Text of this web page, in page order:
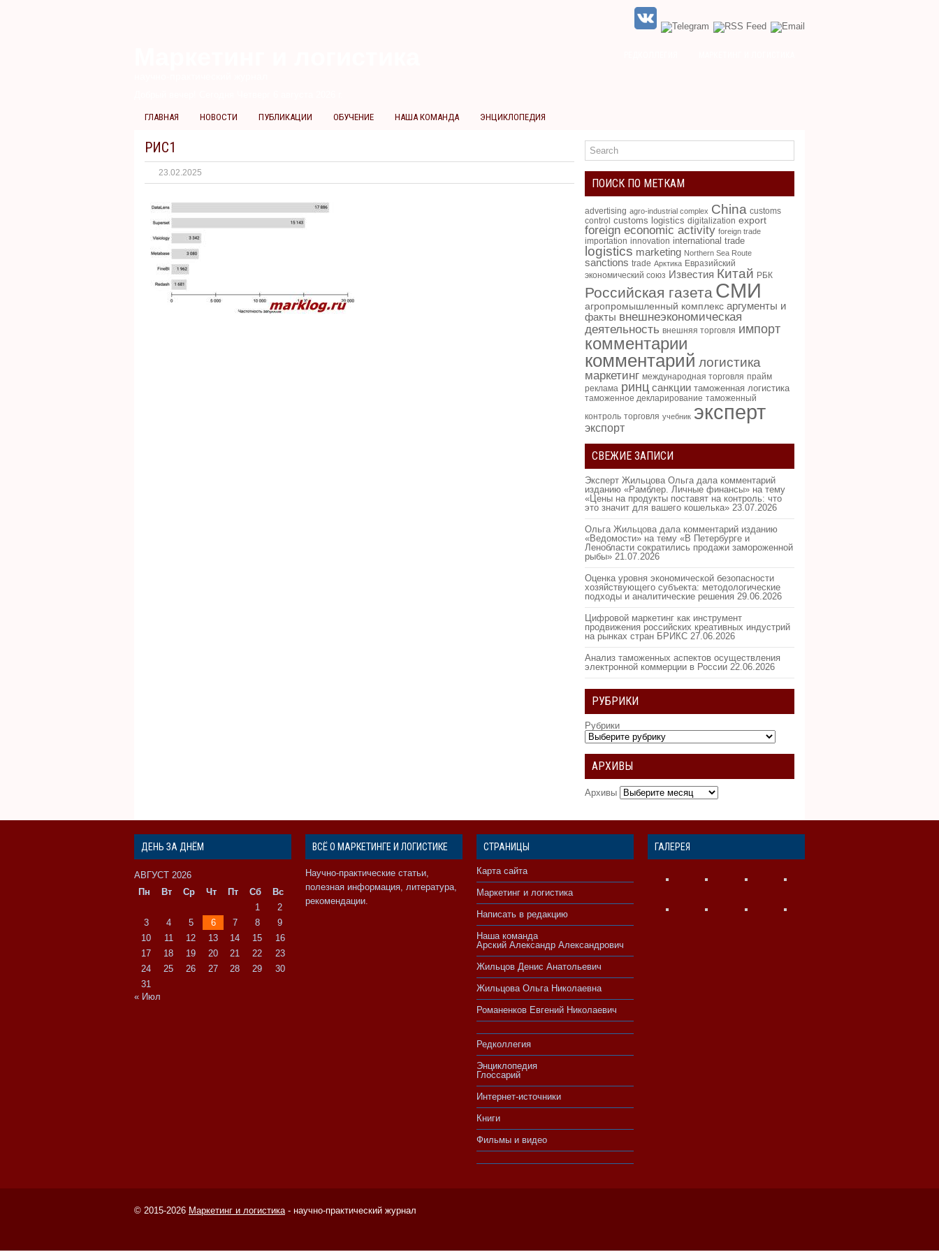
ГЛАВНАЯ НОВОСТИ ПУБЛИКАЦИИ ОБУЧЕНИЕ НАША КОМАНДА ЭНЦИКЛОПЕДИЯ
РИС1
23.02.2025
ПОИСК ПО МЕТКАМ
advertising agro-industrial complex China customs
control customs logistics digitalization export
foreign economic activity foreign trade
importation innovation international trade
logistics marketing Northern Sea Route
sanctions trade Арктика Евразийский
экономический союз Известия Китай РБК
Российская газета СМИ
агропромышленный комплекс аргументы и
факты внешнеэкономическая
деятельность внешняя торговля импорт
комментарии
комментарий логистика
маркетинг международная торговля прайм
реклама ринц санкции таможенная логистика
таможенное декларирование таможенный
контроль торговля учебник эксперт
экспорт
СВЕЖИЕ ЗАПИСИ
Эксперт Жильцова Ольга дала комментарий
изданию «Рамблер. Личные финансы» на тему
«Цены на продукты поставят на контроль: что
это значит для вашего кошелька» 23.07.2026
Ольга Жильцова дала комментарий изданию
«Ведомости» на тему «В Петербурге и
Ленобласти сократились продажи замороженной
рыбы» 21.07.2026
Оценка уровня экономической безопасности
хозяйствующего субъекта: методологические
подходы и аналитические решения 29.06.2026
Цифровой маркетинг как инструмент
продвижения российских креативных индустрий
на рынках стран БРИКС 27.06.2026
Анализ таможенных аспектов осуществления
электронной коммерции в России 22.06.2026
РУБРИКИ
Рубрики
АРХИВЫ
Архивы
ДЕНЬ ЗА ДНЁМ
АВГУСТ 2026
Пн
Вт Ср Чт Пт Сб
Вс
1
2
3
4 5 6 7 8
9
10
11 12 13 14 15
16
17
18 19 20 21 22
23
24
25 26 27 28 29
30
31
« Июл
ВСЁ О МАРКЕТИНГЕ И ЛОГИСТИКЕ
Научно-практические статьи,
полезная информация, литература,
рекомендации.
СТРАНИЦЫ
Карта сайта
Маркетинг и логистика
Написать в редакцию
Наша команда
Арский Александр Александрович
Жильцов Денис Анатольевич
Жильцова Ольга Николаевна
Романенков Евгений Николаевич
Редколлегия
Энциклопедия
Глоссарий
Интернет-источники
Книги
Фильмы и видео
ГАЛЕРЕЯ
© 2015-2026 Маркетинг и логистика- научно-практический журнал